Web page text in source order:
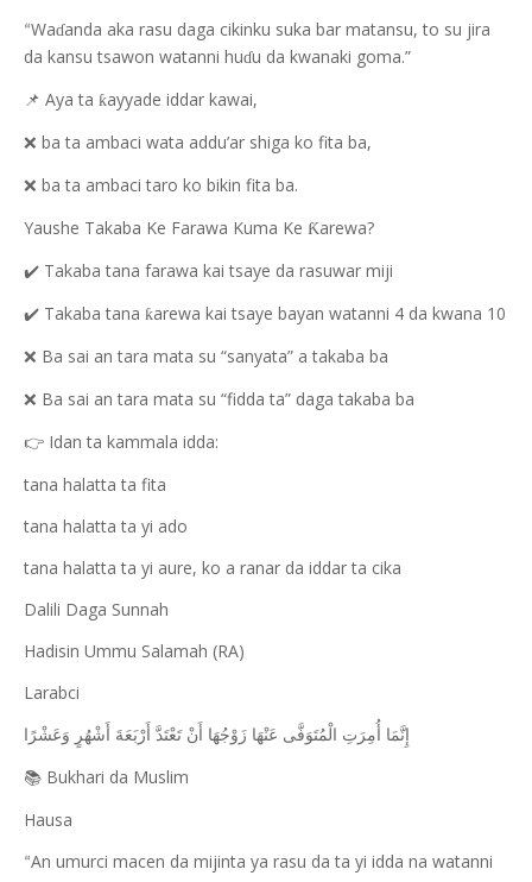
“Waɗanda aka rasu daga cikinku suka bar matansu, to su jira
da kansu tsawon watanni huɗu da kwanaki goma.”
📌 Aya ta ƙayyade iddar kawai,
❌ ba ta ambaci wata addu’ar shiga ko fita ba,
❌ ba ta ambaci taro ko bikin fita ba.
Yaushe Takaba Ke Farawa Kuma Ke Ƙarewa?
✔️ Takaba tana farawa kai tsaye da rasuwar miji
✔️ Takaba tana ƙarewa kai tsaye bayan watanni 4 da kwana 10
❌ Ba sai an tara mata su “sanyata” a takaba ba
❌ Ba sai an tara mata su “fidda ta” daga takaba ba
👉 Idan ta kammala idda:
tana halatta ta fita
tana halatta ta yi ado
tana halatta ta yi aure, ko a ranar da iddar ta cika
Dalili Daga Sunnah
Hadisin Ummu Salamah (RA)
Larabci
إِنَّمَا أُمِرَتِ الْمُتَوَفَّى عَنْهَا زَوْجُهَا أَنْ تَعْتَدَّ أَرْبَعَةَ أَشْهُرٍ وَعَشْرًا
📚 Bukhari da Muslim
Hausa
“An umurci macen da mijinta ya rasu da ta yi idda na watanni